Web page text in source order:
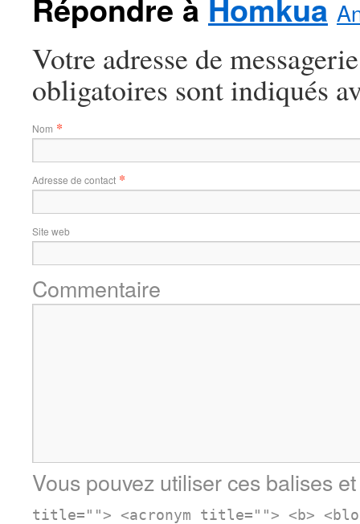
Répondre à Homkua
Votre adresse de
obligatoires sont indiqués
Nom *
Adresse de contact *
Site web
Commentaire
Vous pouvez utiliser ces balises
title=""> <acronym title=""> <b>